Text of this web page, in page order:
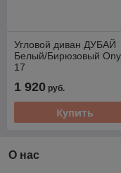
Угловой диван ДУБАЙ
Белый/Бирюзовый
17
1 920 руб.
Купить
О нас